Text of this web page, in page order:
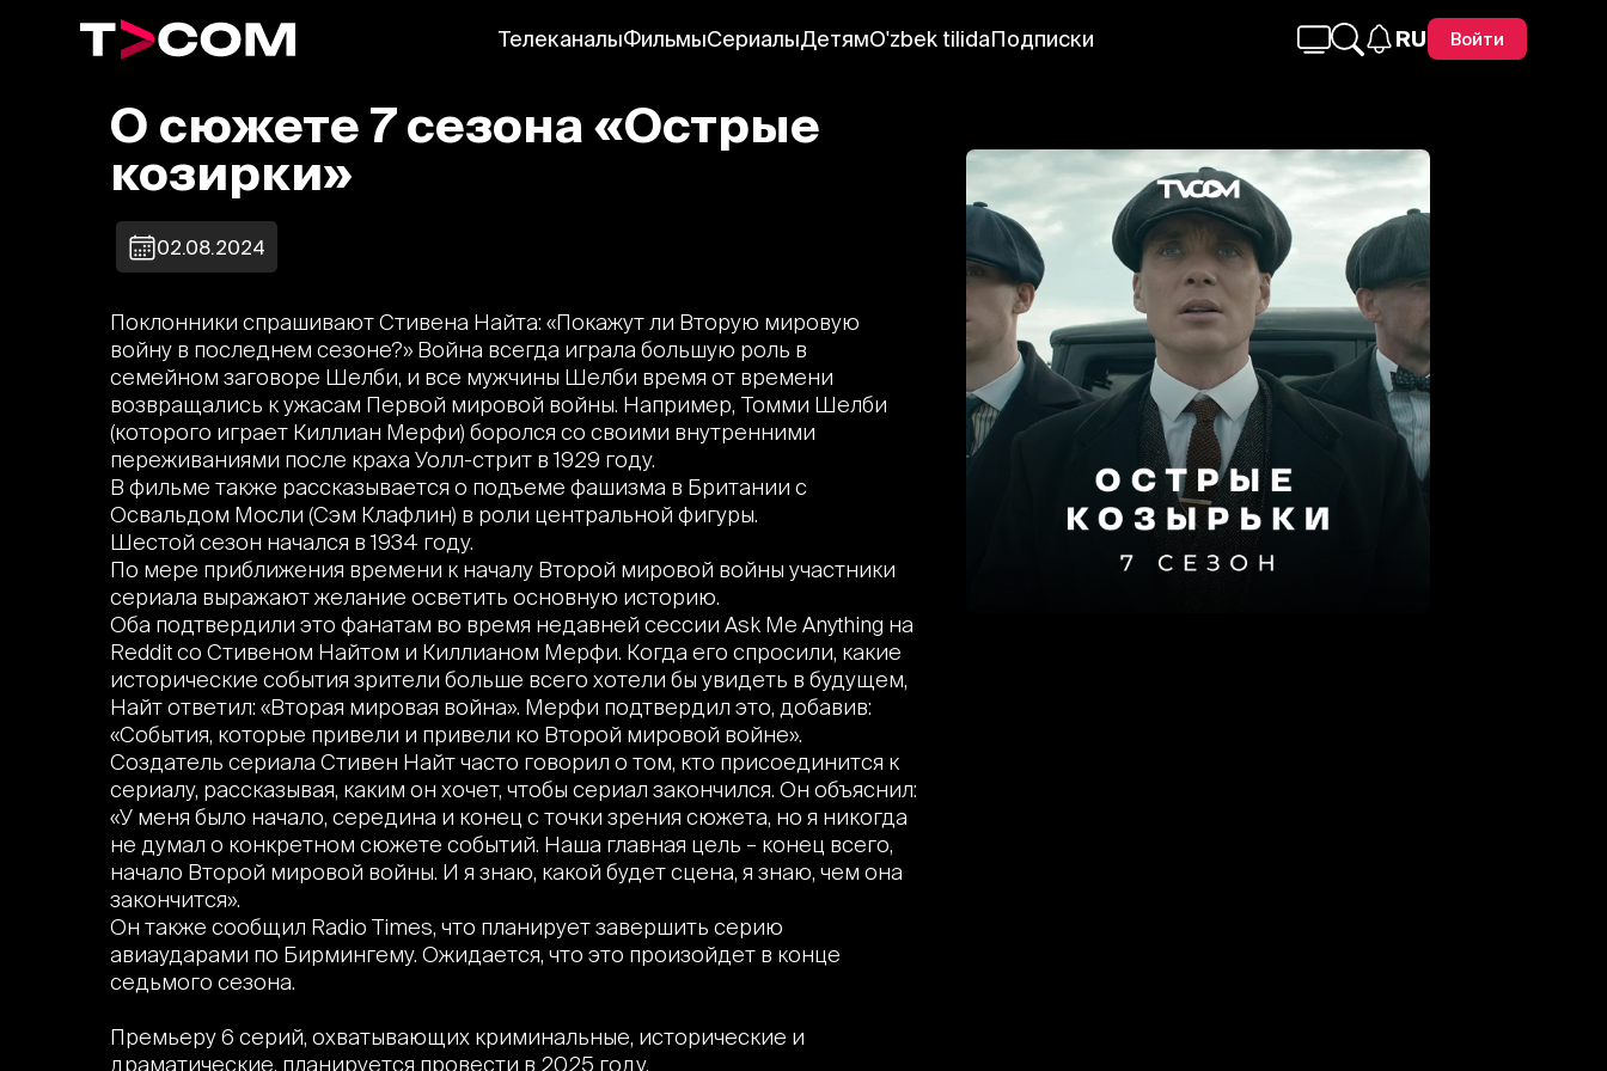
ТелеканалыФильмыСериалыДетямO'zbek tilidaПодписки RU Войти
О сюжете 7 сезона «Острые
козирки»
02.08.2024
Поклонники спрашивают Стивена Найта: «Покажут ли Вторую мировую
войну в последнем сезоне?» Война всегда играла большую роль в
семейном заговоре Шелби, и все мужчины Шелби время от времени
возвращались к ужасам Первой мировой войны. Например, Томми Шелби
(которого играет Киллиан Мерфи) боролся со своими внутренними
переживаниями после краха Уолл-стрит в 1929 году.
В фильме также рассказывается о подъеме фашизма в Британии с
Освальдом Мосли (Сэм Клафлин) в роли центральной фигуры.
Шестой сезон начался в 1934 году.
По мере приближения времени к началу Второй мировой войны участники
сериала выражают желание осветить основную историю.
Оба подтвердили это фанатам во время недавней сессии Ask Me Anything на
Reddit со Стивеном Найтом и Киллианом Мерфи. Когда его спросили, какие
исторические события зрители больше всего хотели бы увидеть в будущем,
Найт ответил: «Вторая мировая война». Мерфи подтвердил это, добавив:
«События, которые привели и привели ко Второй мировой войне».
Создатель сериала Стивен Найт часто говорил о том, кто присоединится к
сериалу, рассказывая, каким он хочет, чтобы сериал закончился. Он объяснил:
«У меня было начало, середина и конец с точки зрения сюжета, но я никогда
не думал о конкретном сюжете событий. Наша главная цель – конец всего,
начало Второй мировой войны. И я знаю, какой будет сцена, я знаю, чем она
закончится».
Он также сообщил Radio Times, что планирует завершить серию
авиаударами по Бирмингему. Ожидается, что это произойдет в конце
седьмого сезона.
Премьеру 6 серий, охватывающих криминальные, исторические и
драматические, планируется провести в 2025 году.